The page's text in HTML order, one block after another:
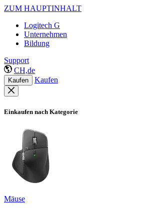
ZUM HAUPTINHALT
Logitech G
Unternehmen
Bildung
Support
CH,de
Kaufen Kaufen
Einkaufen nach Kategorie
Mäuse